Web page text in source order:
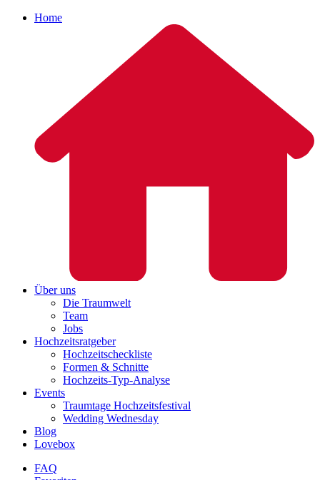
Home
Über uns
Die Traumwelt
Team
Jobs
Hochzeitsratgeber
Hochzeitscheckliste
Formen & Schnitte
Hochzeits-Typ-Analyse
Events
Traumtage Hochzeitsfestival
Wedding Wednesday
Blog
Lovebox
FAQ